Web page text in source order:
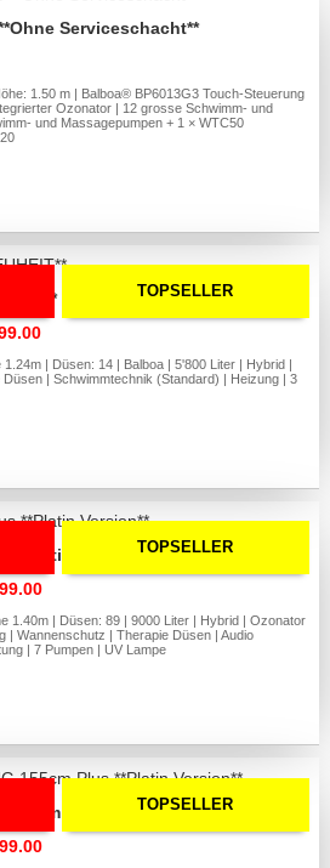
Serviceschacht**
1.50 m | Balboa® BP6013G3 Touch-Steuerung
Ozonator | 12 grosse Schwimm- und
und Massagepumpen + 1 × WTC50
TOPSELLER
| Düsen: 14 | Balboa | 5'800 Liter | Hybrid |
| Schwimmtechnik (Standard) | Heizung | 3
TOPSELLER
**Platin Version**
1.40m | Düsen: 89 | 9000 Liter | Hybrid | Ozonator
| Wannenschutz | Therapie Düsen | Audio
| 7 Pumpen | UV Lampe
TOPSELLER
Plus **Platin Version**